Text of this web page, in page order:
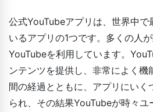
公式YouTubeアプリは、世界中で
いるアプリの1つです。多くの人
YouTubeを利用しています。
ンテンツを提供し、非常によく
間の経過とともに、アプリにいく
られ、その結果YouTubeが時々ユ